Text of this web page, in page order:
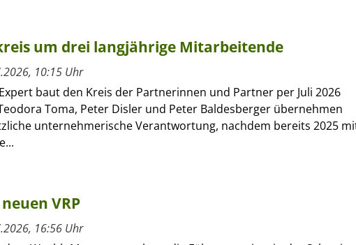
um drei langjährige Mitarbeitende
10:15 Uhr
baut den Kreis der Partnerinnen und Partner per Juli 2026
Toma, Peter Disler und Peter Baldesberger übernehmen
unternehmerische Verantwortung, nachdem bereits 2025
VRP
16:56 Uhr